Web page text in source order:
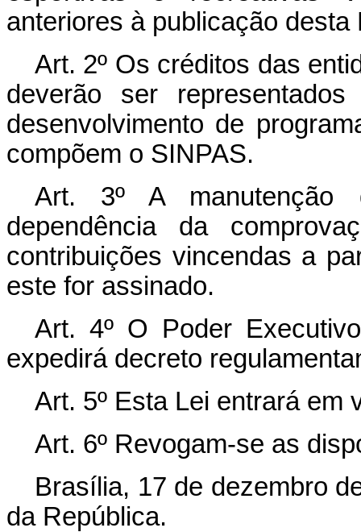
anteriores à publicação desta
Art. 2º Os créditos das
deverão ser
desenvolvimento de
compõem o SINPAS.
Art. 3º A manutenção
dependência da
contribuições vincendas a
este for assinado.
Art. 4º O Poder
expedirá decreto
Art. 5º Esta Lei entrará em
Art. 6º Revogam-se as
Brasília, 17 de dezembro
da República.